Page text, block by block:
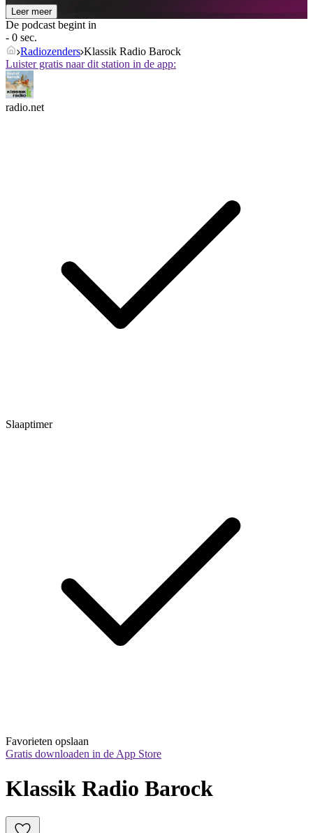
Leer meer
De podcast begint in
- 0 sec.
Radiozenders Klassik Radio Barock
Luister gratis naar dit station in de app:
radio.net
Slaaptimer
Favorieten opslaan
Gratis downloaden in de App Store
Klassik Radio Barock